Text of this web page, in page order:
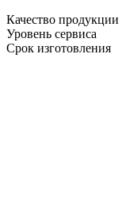
Качество продукции
Уровень сервиса
Срок изготовления